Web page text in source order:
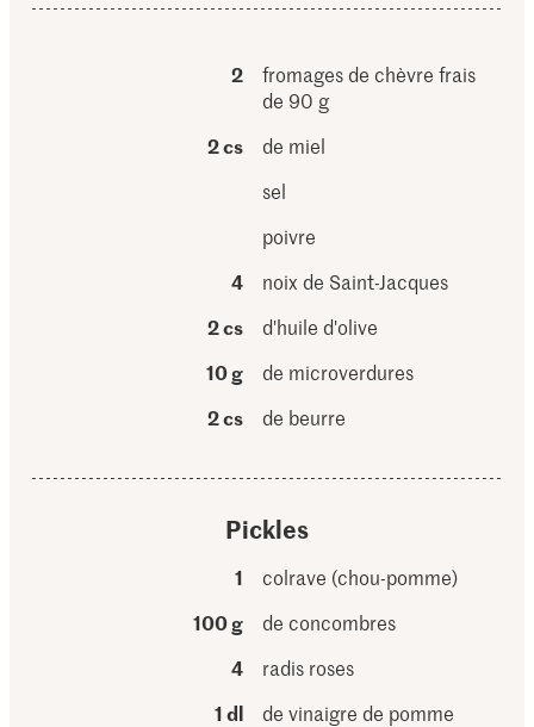
2
fromages de chèvre frais
de 90 g
2 cs
de miel
sel
poivre
4
noix de Saint-Jacques
2 cs
d'huile d'olive
10 g
de microverdures
2 cs
de beurre
Pickles
1
colrave (chou-pomme)
100 g
de concombres
4
radis roses
1 dl
de vinaigre de pomme